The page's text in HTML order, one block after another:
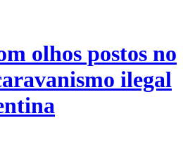
olhos postos no
ilegal